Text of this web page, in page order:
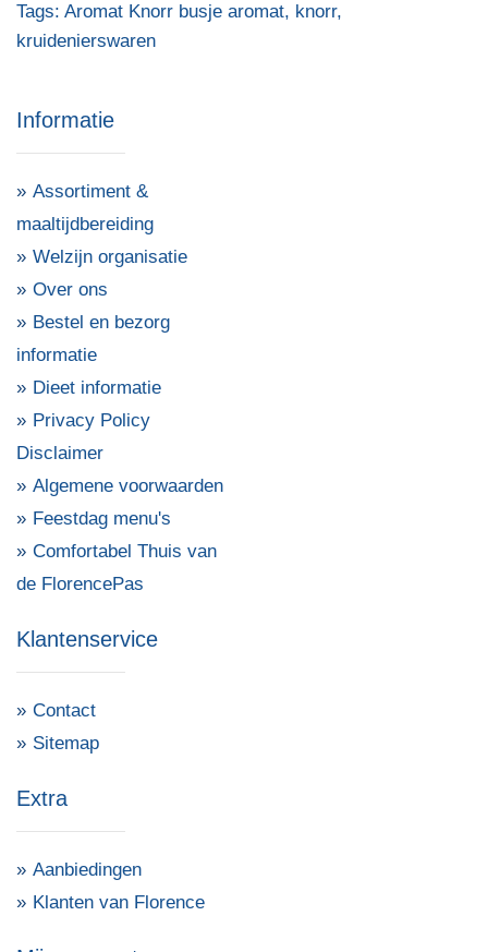
Tags: Aromat Knorr busje aromat, knorr,
kruidenierswaren
Informatie
Assortiment &
maaltijdbereiding
Welzijn organisatie
Over ons
Bestel en bezorg
informatie
Dieet informatie
Privacy Policy
Disclaimer
Algemene voorwaarden
Feestdag menu's
Comfortabel Thuis van
de FlorencePas
Klantenservice
Contact
Sitemap
Extra
Aanbiedingen
Klanten van Florence